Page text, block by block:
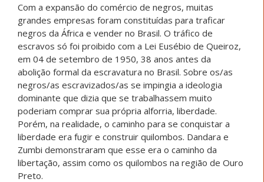
Com a expansão do comércio de negros, muitas
grandes empresas foram constituídas para traficar
negros da África e vender no Brasil. O tráfico de
escravos só foi proibido com a Lei Eusébio de Queiroz,
em 04 de setembro de 1950, 38 anos antes da
abolição formal da escravatura no Brasil. Sobre os/as
negros/as escravizados/as se impingia a ideologia
dominante que dizia que se trabalhassem muito
poderiam comprar sua própria alforria, liberdade.
Porém, na realidade, o caminho para se conquistar a
liberdade era fugir e construir quilombos. Dandara e
Zumbi demonstraram que esse era o caminho da
libertação, assim como os quilombos na região de Ouro
Preto.